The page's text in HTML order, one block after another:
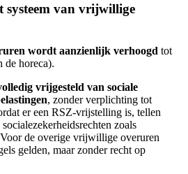
systeem van vrijwillige
wordt aanzienlijk verhoogd tot
de horeca).
vrijgesteld van sociale
, zonder verplichting tot
er een RSZ-vrijstelling is, tellen
zoals
de overige vrijwillige overuren
gelden, maar zonder recht op